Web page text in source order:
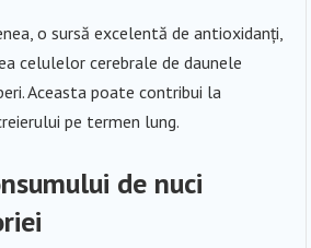
o sursă excelentă de antioxidanți,
celulelor cerebrale de daunele
Aceasta poate contribui la
pe termen lung.
de nuci